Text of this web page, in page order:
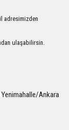
adresimizden
ulaşabilirsin.
Yenimahalle/Ankara